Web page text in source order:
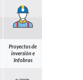
Proyectos de
inversión e
Infobras